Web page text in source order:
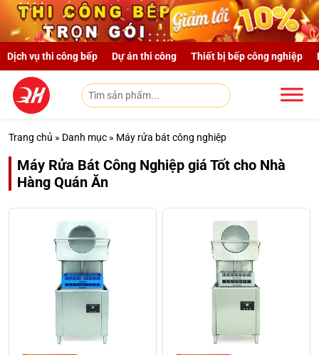
Skip to main content
Dịch vụ thi công bếp Dự án thi công Thiết bị bếp công nghiệp
Trang chủ » Danh mục » Máy rửa bát công nghiệp
Máy Rửa Bát Công Nghiệp giá Tốt cho Nhà
Hàng Quán Ăn